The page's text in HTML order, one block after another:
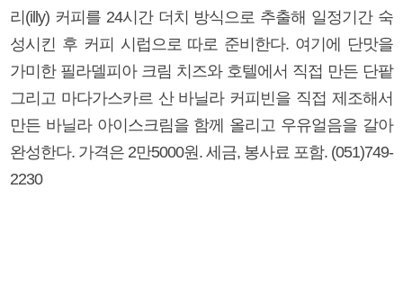
리(illy) 커피를 24시간 더치 방식으로 추출해 일정기간 숙
성시킨 후 커피 시럽으로 따로 준비한다. 여기에 단맛을
가미한 필라델피아 크림 치즈와 호텔에서 직접 만든 단팥
그리고 마다가스카르 산 바닐라 커피빈을 직접 제조해서
만든 바닐라 아이스크림을 함께 올리고 우유얼음을 갈아
완성한다. 가격은 2만5000원. 세금, 봉사료 포함. (051)749-
2230